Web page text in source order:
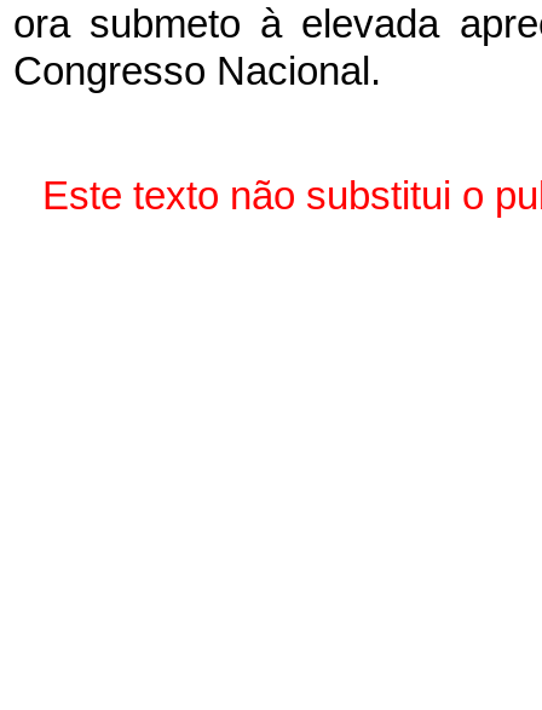
ora submeto à elevada
Congresso Nacional.
Este texto não substitui o